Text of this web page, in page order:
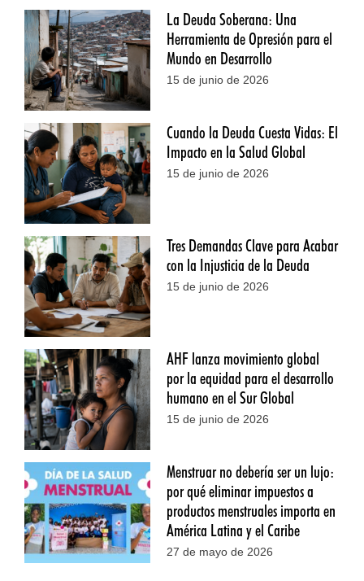
La Deuda Soberana: Una
Herramienta de Opresión para el
Mundo en Desarrollo
15 de junio de 2026
Cuando la Deuda Cuesta Vidas: El
Impacto en la Salud Global
15 de junio de 2026
Tres Demandas Clave para Acabar
con la Injusticia de la Deuda
15 de junio de 2026
AHF lanza movimiento global
por la equidad para el desarrollo
humano en el Sur Global
15 de junio de 2026
Menstruar no debería ser un lujo:
por qué eliminar impuestos a
productos menstruales importa en
América Latina y el Caribe
27 de mayo de 2026